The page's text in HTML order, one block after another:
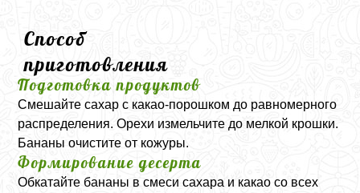
Способ
приготовления
Подготовка продуктов
Смешайте сахар с какао-порошком до равномерного
распределения. Орехи измельчите до мелкой крошки.
Бананы очистите от кожуры.
Формирование десерта
Обкатайте бананы в смеси сахара и какао со всех